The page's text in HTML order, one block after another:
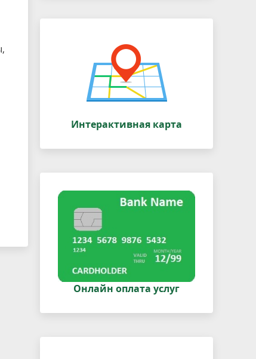
Интерактивная карта
Онлайн оплата услуг